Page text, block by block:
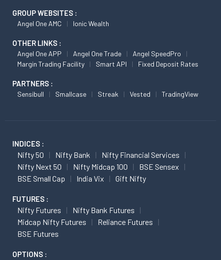
GROUP WEBSITES :
Angel One AMC Ionic Wealth
OTHER LINKS :
Angel One APP Angel One Trade
Angel SpeedPro
Margin Trading Facility
Smart API Fixed Deposit Rates
PARTNERS :
Sensibull Smallcase Streak Vested TradingView
INDICES :
Nifty 50 Nifty Bank
Nifty Financial Services
Nifty Next 50
Nifty Midcap 100
BSE Sensex
BSE Small Cap
India Vix Gift Nifty
FUTURES :
Nifty Futures
Nifty Bank Futures
Midcap Nifty Futures
Reliance Futures
BSE Futures
OPTIONS :